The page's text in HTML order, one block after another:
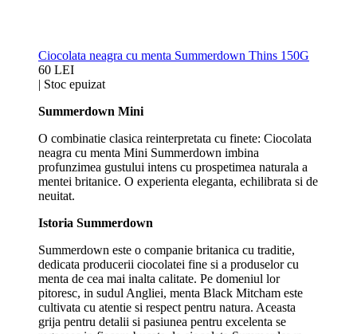
Ciocolata neagra cu menta Summerdown Thins 150G
60 LEI
| Stoc epuizat
Summerdown Mini
O combinatie clasica reinterpretata cu finete: Ciocolata
neagra cu menta Mini Summerdown imbina
profunzimea gustului intens cu prospetimea naturala a
mentei britanice. O experienta eleganta, echilibrata si de
neuitat.
Istoria Summerdown
Summerdown este o companie britanica cu traditie,
dedicata producerii ciocolatei fine si a produselor cu
menta de cea mai inalta calitate. Pe domeniul lor
pitoresc, in sudul Angliei, menta Black Mitcham este
cultivata cu atentie si respect pentru natura. Aceasta
grija pentru detalii si pasiunea pentru excelenta se